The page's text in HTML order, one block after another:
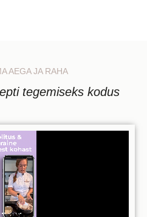
AEGA JA RAHA
tegemiseks kodus